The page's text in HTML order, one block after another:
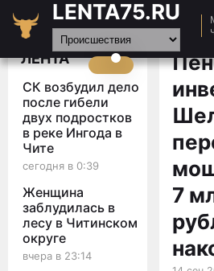
LENTA75.RU
Главная
Новости
Видео
Статьи
ЛЕНТА
СК возбудил дело
после гибели
двух подростков
в реке Ингода в
Чите
сегодня в 0:39
Женщина
заблудилась в
лесу в Читинском
округе
вчера в 23:14
7